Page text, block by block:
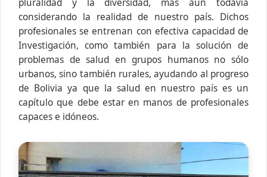
pluralidad y la diversidad, más aún todavía
considerando la realidad de nuestro país. Dichos
profesionales se entrenan con efectiva capacidad de
Investigación, como también para la solución de
problemas de salud en grupos humanos no sólo
urbanos, sino también rurales, ayudando al progreso
de Bolivia ya que la salud en nuestro país es un
capítulo que debe estar en manos de profesionales
capaces e idóneos.